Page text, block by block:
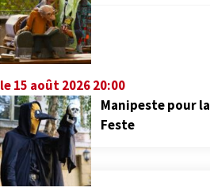
le 15 août 2026 20:00
Manipeste pour la
Feste